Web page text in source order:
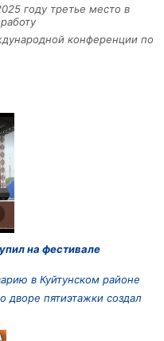
году третье место в
конференции по
на фестивале
в Куйтунском районе
дворе пятиэтажки создал